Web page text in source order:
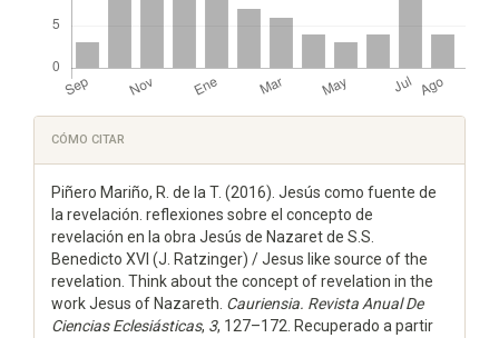
Detalles
del
artículo
CÓMO CITAR
Piñero Mariño, R. de la T. (2016). Jesús como fuente de
la revelación. reflexiones sobre el concepto de
revelación en la obra Jesús de Nazaret de S.S.
Benedicto XVI (J. Ratzinger) / Jesus like source of the
revelation. Think about the concept of revelation in the
work Jesus of Nazareth. Cauriensia. Revista Anual De
Ciencias Eclesiásticas, 3, 127–172. Recuperado a partir